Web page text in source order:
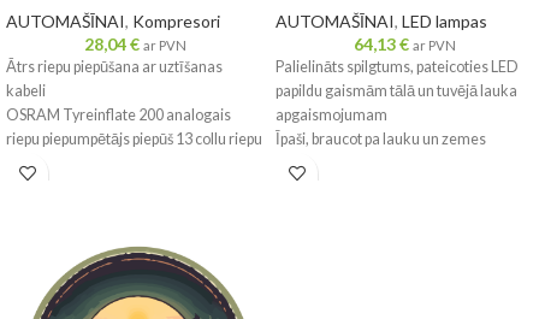
AUTOMAŠĪNAI, Kompresori
28,04€ ar PVN
Ātrs riepu piepūšana ar uztīšanas
kabeli
OSRAM Tyreinflate 200 analogais
riepu piepumpētājs piepūš 13 collu riepu
līdz pat 4,5 minūtēs**. Tam ir liela
Tyreinflate 200 garais 3 m barošanas
kabelis, kas tiek darbināts no
automašīnas 12 V kontaktligzdas,
AUTOMAŠĪNAI, LED lampas
64,13€ ar PVN
Palielināts spilgtums, pateicoties LED
papildu gaismām tālā un tuvējā lauka
apgaismojumam
Īpaši, braucot pa lauku un zemes
ceļiem, lielākai redzamības